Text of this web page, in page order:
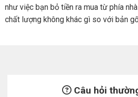
như việc bạn bỏ tiền ra mua từ phía
chất lượng không khác gì so với bản
Câu hỏi